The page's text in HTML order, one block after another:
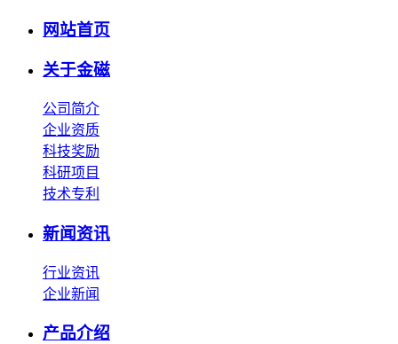
网站首页
关于金磁
公司简介
企业资质
科技奖励
科研项目
技术专利
新闻资讯
行业资讯
企业新闻
产品介绍